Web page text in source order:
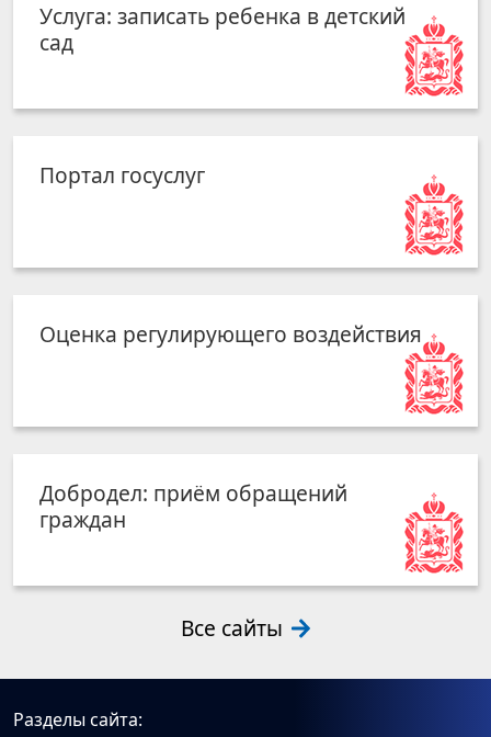
Услуга: записать ребенка в детский
сад
Портал госуслуг
Оценка регулирующего воздействия
Добродел: приём обращений
граждан
Все сайты
Разделы сайта: